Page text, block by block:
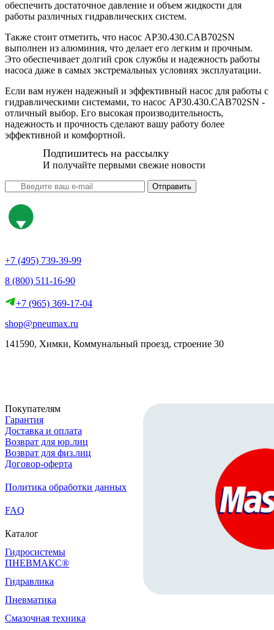
обеспечить достаточное давление и объем жидкости для
работы различных гидравлических систем.
Также стоит отметить, что насос AP30.430.CAB702SN
выполнен из алюминия, что делает его легким и прочным.
Это обеспечивает долгий срок службы и надежность работы
насоса даже в самых экстремальных условиях эксплуатации.
Если вам нужен надежный и эффективный насос для работы с
гидравлическими системами, то насос AP30.430.CAB702SN -
отличный выбор. Его высокая производительность,
надежность и прочность сделают вашу работу более
эффективной и комфортной.
Подпишитесь на рассылку
И получайте первыми свежие новости
Отправить
+7 (495) 739-39-99
8 (800) 511-16-90
+7 (965) 369-17-04
shop@pneumax.ru
141590, Химки, Коммунальный проезд, строение 30
Покупателям
Гарантия
Доставка и оплата
Возврат для юр.лиц
Возврат для физ.лиц
Договор-оферта
Политика обработки данных
FAQ
Каталог
Гидросистемы
ПНЕВМАКС®
Гидравлика
Пневматика
Смазочная техника